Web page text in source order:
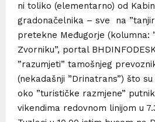
ni toliko (elementarno) od
gradonačelnika – sve na
pretekne Međugorje (kolumna:
Zvorniku”, portal
”razumjeti” tamošnjeg
(nekadašnji ”Drinatrans”) što
oko ”turističke razmjene”
vikendima redovnom linijom u